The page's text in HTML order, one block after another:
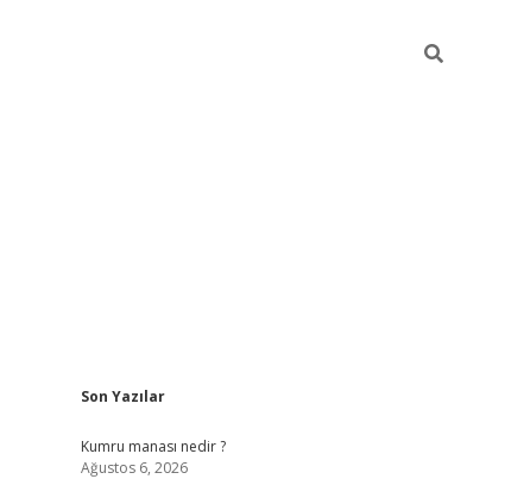
Sidebar
Son Yazılar
Kumru manası nedir ?
Ağustos 6, 2026